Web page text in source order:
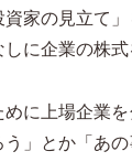
家の見立て
に企業の株式
に上場企業
」とか「あ